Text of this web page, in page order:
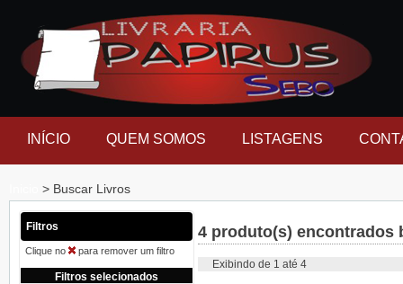
INÍCIO QUEM SOMOS LISTAGENS
> Buscar Livros
Filtros
Clique no para remover um filtro
Filtros selecionados
4 produto(s)
Exibindo de 1 até 4